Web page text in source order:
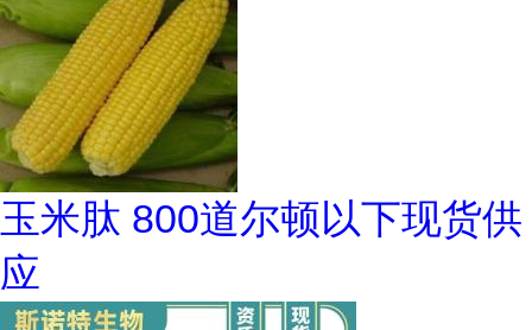
玉米肽 800道尔顿以下现货供
应